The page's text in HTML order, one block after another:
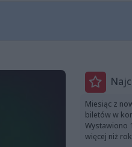
Miesiąc z
biletów w
Wystawiono
więcej niż